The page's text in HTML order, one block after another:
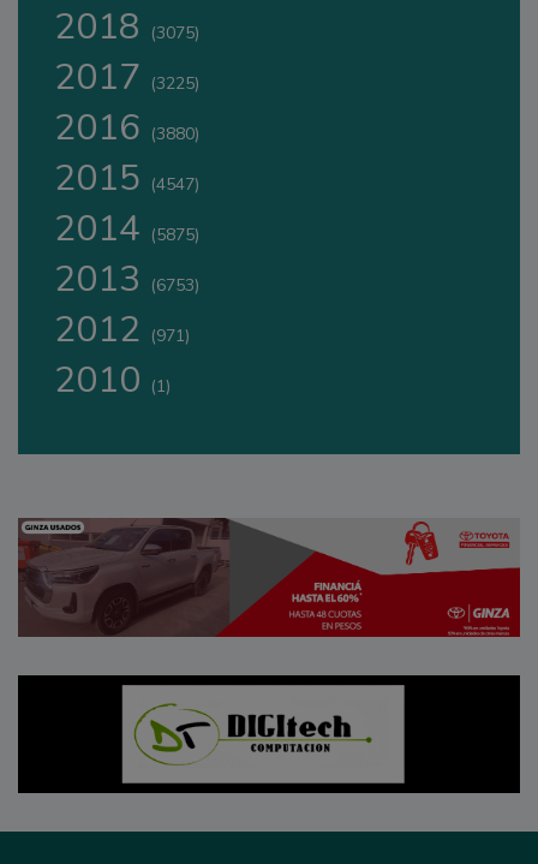
2018 (3075)
2017 (3225)
2016 (3880)
2015 (4547)
2014 (5875)
2013 (6753)
2012 (971)
2010 (1)